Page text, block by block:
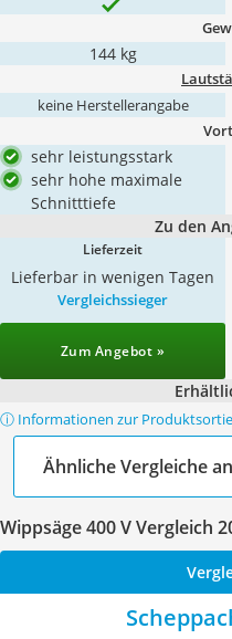
144 kg
keine Herstellerangabe
sehr leistungsstark
sehr hohe maximale
Schnitttiefe
Zu den
Lieferzeit
Lieferbar in wenigen Tagen
Vergleichssieger
Zum Angebot »
ⓘ Informationen zur
Ähnliche Vergleiche
Wippsäge 400 V Vergleich